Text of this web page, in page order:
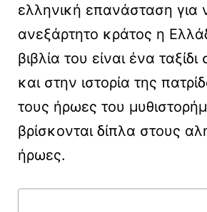
ελληνική επανάσταση για
ανεξάρτητο κράτος η
βιβλία του είναι ένα
και στην ιστορία της
τους ήρωες του
βρίσκονται δίπλα στους
ήρωες.